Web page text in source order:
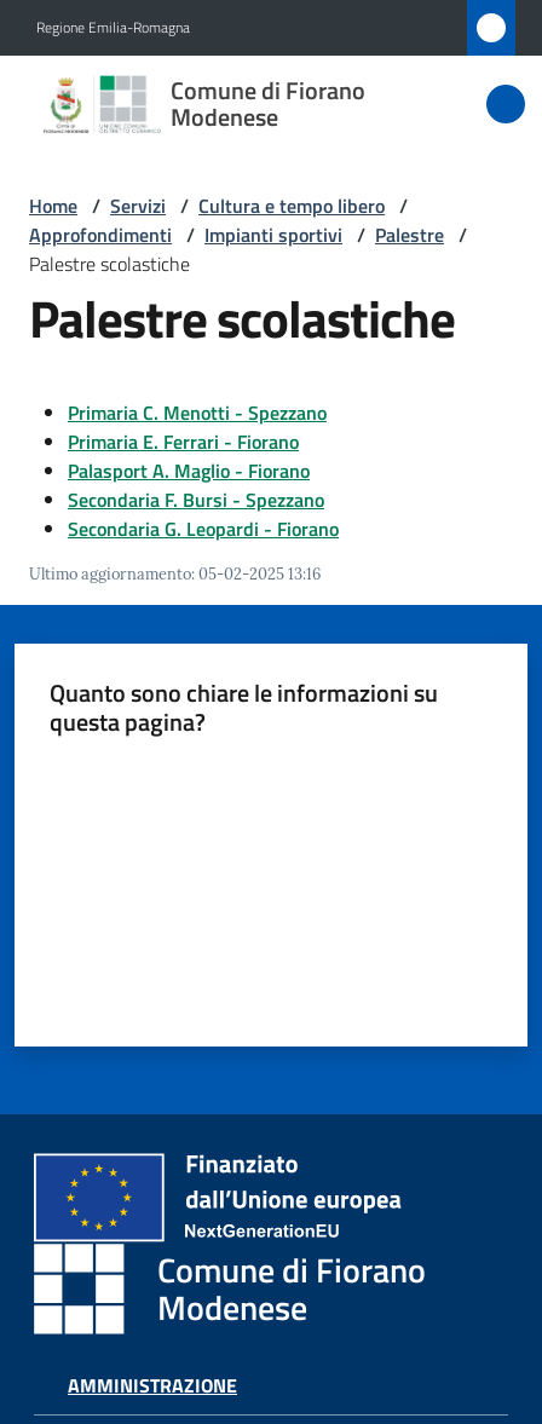
Regione Emilia-Romagna
Comune di Fiorano
Modenese
Comune
di Fiorano
Amministrazione
Novità
Menu selezionato
Vivere
Fiorano
Modenese
o
r
o
m
Home / Servizi / Cultura e tempo libero /
Approfondimenti / Impianti sportivi / Palestre /
Palestre scolastiche
Palestre scolastiche
Primaria C. Menotti - Spezzano
Primaria E. Ferrari - Fiorano
Palasport A. Maglio - Fiorano
Secondaria F. Bursi - Spezzano
Secondaria G. Leopardi - Fiorano
Ultimo aggiornamento:05-02-2025 13:16
Quanto sono chiare le informazioni su
questa pagina?
Comune di Fiorano
Modenese
AMMINISTRAZIONE